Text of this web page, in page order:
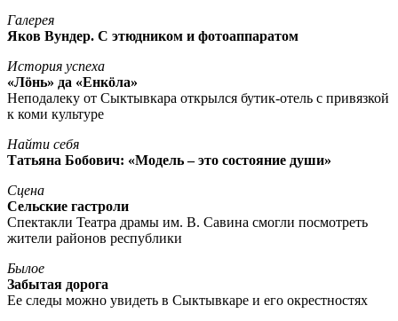
Галерея
Яков Вундер. С этюдником и фотоаппаратом
История успеха
«Лöнь» да «Енкöла»
Неподалеку от Сыктывкара открылся бутик-отель с привязкой
к коми культуре
Найти себя
Татьяна Бобович: «Модель – это состояние души»
Сцена
Сельские гастроли
Спектакли Театра драмы им. В. Савина смогли посмотреть
жители районов республики
Былое
Забытая дорога
Ее следы можно увидеть в Сыктывкаре и его окрестностях